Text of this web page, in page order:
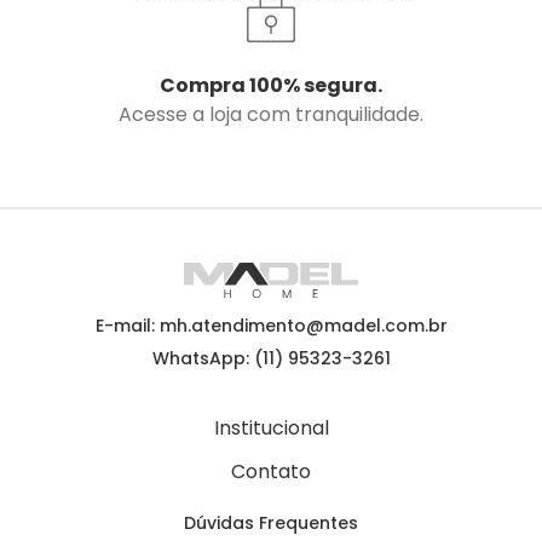
Compra 100% segura.
Acesse a loja com tranquilidade.
E-mail: mh.atendimento@madel.com.br
WhatsApp: (11) 95323-3261
Institucional
Contato
Dúvidas Frequentes